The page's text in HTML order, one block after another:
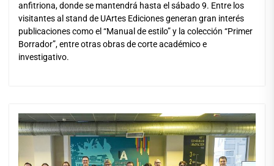
anfitriona, donde se mantendrá hasta el sábado 9. Entre los
visitantes al stand de UArtes Ediciones generan gran interés
publicaciones como el “Manual de estilo” y la colección “Primer
Borrador”, entre otras obras de corte académico e
investigativo.